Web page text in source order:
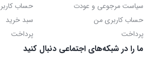
سیاست مرجوعی و عودت
حساب کاربری من
پرداخت
حساب
سبد خرید
پرداخت
ما را در شبکه‌های اجتماعی دنبال کنید